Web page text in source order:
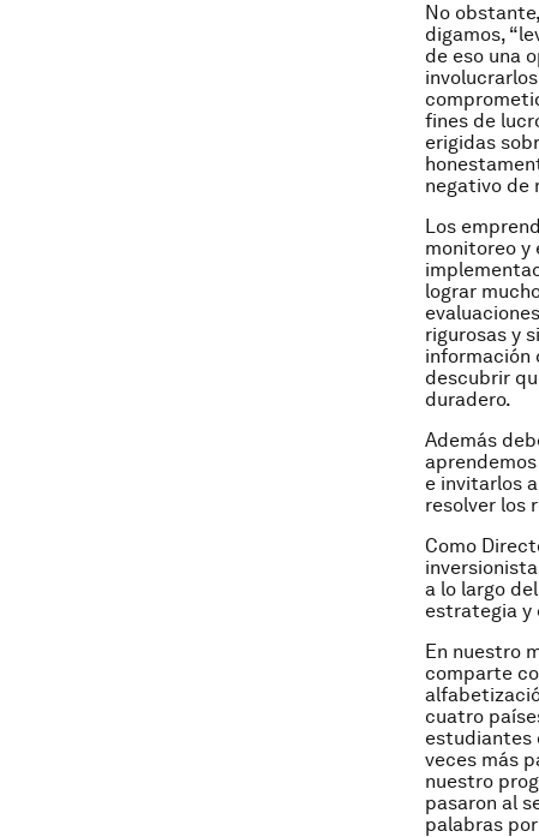
No
digamos,
de eso una
fines de
erigidas
negativo de
Los
monitoreo y
lograr
rigurosas y
información
descubrir
duradero.
Además
e invitarlos
resolver los
Como
a lo largo
estrategia y
En nuestro
comparte
cuatro
estudiantes
veces más
nuestro
pasaron al
palabras